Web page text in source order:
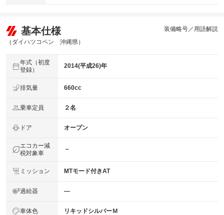
基本仕様
（ダイハツコペン 沖縄県）
装備略号／用語解説
年式（初度
登録）
2014(平成26)年
排気量 660cc
乗車定員 ２名
ドア オープン
エコカー減
税対象車
－
ミッション MTモード付きAT
過給器 ―
車体色 リキッドシルバーＭ